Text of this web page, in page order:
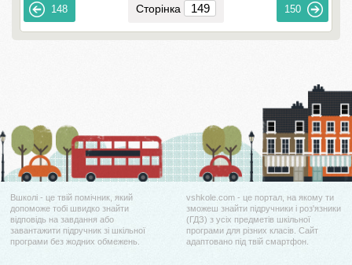
148 Сторінка 150
Вшколі - це твій помічник, який
допоможе тобі швидко знайти
відповідь на завдання або
завантажити підручник зі шкільної
програми без жодних обмежень.
vshkole.com - це портал, на якому ти
зможеш знайти підручники і роз'язники
(ГДЗ) з усіх предметів шкільної
програми для різних класів. Сайт
адаптовано під твій смартфон.